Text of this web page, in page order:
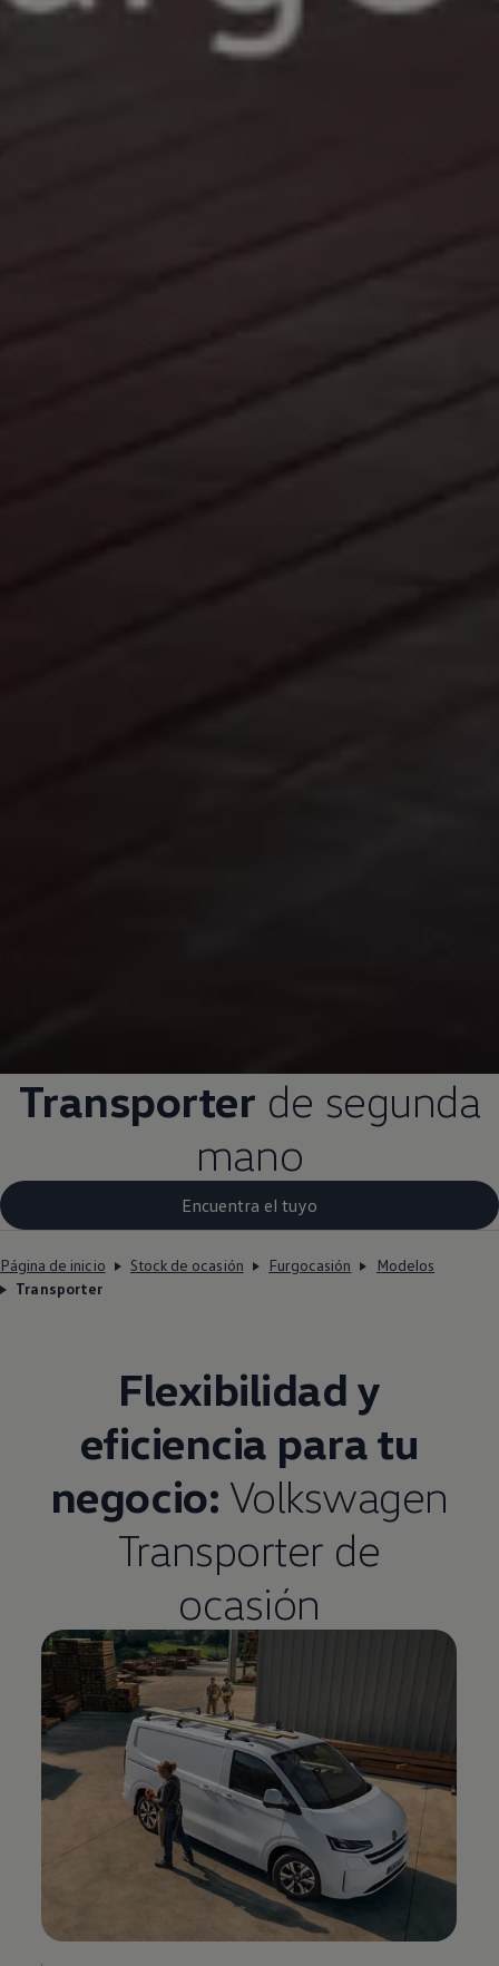
Transporter de segunda
mano
Encuentra el tuyo
Página de inicio Stock de ocasión Furgocasión
Modelos
Transporter
Flexibilidad y
eficiencia para tu
negocio: Volkswagen
Transporterde
ocasión